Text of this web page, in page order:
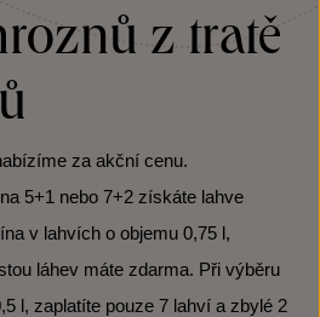
z tratě
za akční cenu.
5+1 nebo 7+2 získáte lahve
v lahvích o objemu 0,75 l,
láhev máte zdarma. Při výběru
l, zaplatíte pouze 7 lahví a zbylé 2